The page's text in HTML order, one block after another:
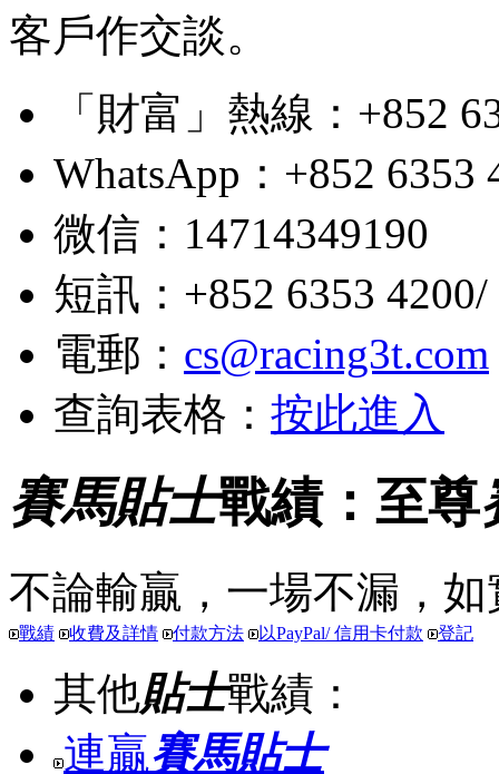
客戶作交談。
「財富」熱線：+852
WhatsApp：+852 6353
微信：14714349190
短訊：+852 6353
電郵： cs@racing3t.com
查詢表格： 按此進入
賽馬貼士戰績：至尊
不論輸贏，一場不漏，
戰績 收費及詳情 付款方法 以PayPal/ 信用卡付款 登記
其他貼士戰績：
連贏賽馬貼士